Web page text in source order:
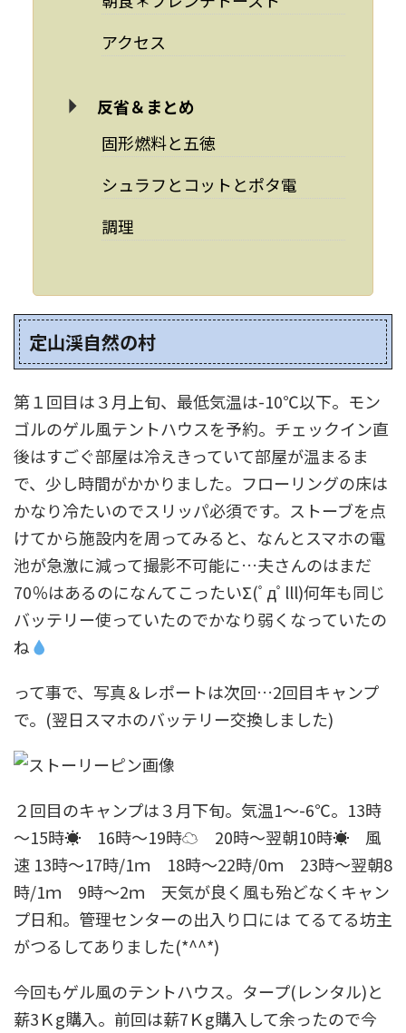
アクセス
反省＆まとめ
固形燃料と五徳
シュラフとコットとポタ電
調理
定山渓自然の村
第１回目は３月上旬、最低気温は-10℃以下。モン
ゴルのゲル風テントハウスを予約。チェックイン直
後はすごぐ部屋は冷えきっていて部屋が温まるま
で、少し時間がかかりました。フローリングの床は
かなり冷たいのでスリッパ必須です。ストーブを点
けてから施設内を周ってみると、なんとスマホの電
池が急激に減って撮影不可能に…夫さんのはまだ
70％はあるのになんてこったいΣ(ﾟдﾟlll)何年も同じ
バッテリー使っていたのでかなり弱くなっていたの
ね
って事で、写真＆レポートは次回…2回目キャンプ
で。(翌日スマホのバッテリー交換しました)
２回目のキャンプは３月下旬。気温1～-6℃。13時
～15時☀ 16時～19時☁ 20時～翌朝10時☀ 風
速 13時～17時/1ｍ 18時～22時/0ｍ 23時～翌朝8
時/1ｍ 9時～2ｍ 天気が良く風も殆どなくキャン
プ日和。管理センターの出入り口には てるてる坊主
がつるしてありました(*^^*)
今回もゲル風のテントハウス。タープ(レンタル)と
薪3Ｋg購入。前回は薪7Ｋg購入して余ったので今